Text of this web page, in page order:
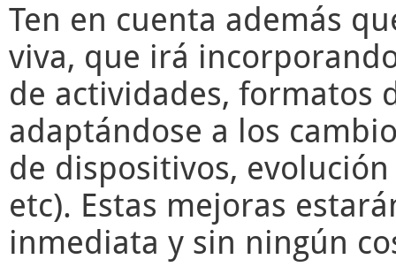
Ten en cuenta además
viva, que irá
de actividades, formatos
adaptándose a los
de dispositivos,
etc). Estas mejoras
inmediata y sin ningún